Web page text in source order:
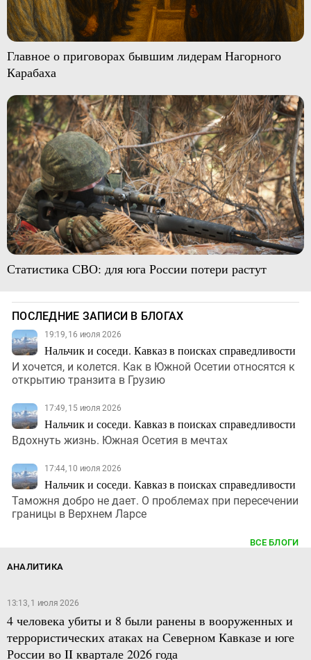
Главное о приговорах бывшим лидерам Нагорного
Карабаха
Статистика СВО: для юга России потери растут
ПОСЛЕДНИЕ ЗАПИСИ В БЛОГАХ
19:19, 16 июля 2026
Нальчик и соседи. Кавказ в поисках справедливости
И хочется, и колется. Как в Южной Осетии относятся к
открытию транзита в Грузию
17:49, 15 июля 2026
Нальчик и соседи. Кавказ в поисках справедливости
Вдохнуть жизнь. Южная Осетия в мечтах
17:44, 10 июля 2026
Нальчик и соседи. Кавказ в поисках справедливости
Таможня добро не дает. О проблемах при пересечении
границы в Верхнем Ларсе
ВСЕ БЛОГИ
АНАЛИТИКА
13:13, 1 июля 2026
4 человека убиты и 8 были ранены в вооруженных и
террористических атаках на Северном Кавказе и юге
России во II квартале 2026 года